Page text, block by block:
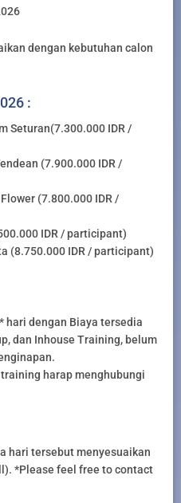
dengan kebutuhan calon
:
Seturan(7.300.000 IDR /
(7.900.000 IDR /
(7.800.000 IDR /
IDR / participant)
(8.750.000 IDR / participant)
hari dengan Biaya tersedia
dan Inhouse Training, belum
harap menghubungi
hari tersebut menyesuaikan
*Please feel free to contact